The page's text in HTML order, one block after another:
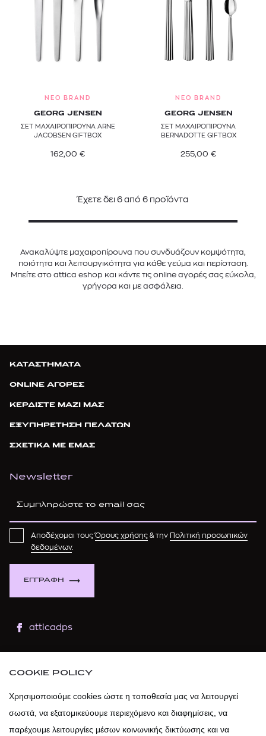
NEO BRAND
GEORG JENSEN
ΣΕΤ ΜΑΧΑΙΡΟΠΙΡΟΥΝΑ ARNE
JACOBSEN GIFTBOX
162,00 €
NEO BRAND
GEORG JENSEN
ΣΕΤ ΜΑΧΑΙΡΟΠΙΡΟΥΝΑ
BERNADOTTE GIFTBOX
255,00 €
Έχετε δει 6 από 6 προϊόντα
Ανακαλύψτε μαχαιροπίρουνα που συνδυάζουν κομψότητα,
ποιότητα και λειτουργικότητα για κάθε γεύμα και περίσταση.
Μπείτε στο attica eshop και κάντε τις online αγορές σας εύκολα,
γρήγορα και με ασφάλεια.
ΚΑΤΑΣΤΗΜΑΤΑ
ONLINE ΑΓΟΡΕΣ
ΚΕΡΔΙΣΤΕ ΜΑΖΙ ΜΑΣ
ΕΞΥΠΗΡΕΤΗΣΗ ΠΕΛΑΤΩΝ
ΣΧΕΤΙΚΑ ΜΕ ΕΜΑΣ
Newsletter
ΕΓΓΡΑΦΗ
Αποδέχομαι τουςΌρους χρήσης & την Πολιτική προσωπικών
δεδομένων.
atticadps
atticadps
COOKIE POLICY
Χρησιμοποιούμε cookies ώστε η τοποθεσία μας να λειτουργεί
σωστά, να εξατομικεύουμε περιεχόμενο και διαφημίσεις, να
παρέχουμε λειτουργίες μέσων κοινωνικής δικτύωσης και να